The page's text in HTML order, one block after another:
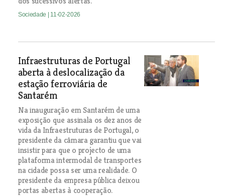
Sociedade | 11-02-2026
Infraestruturas de Portugal
aberta à deslocalização da
estação ferroviária de
Santarém
Na inauguração em Santarém de uma
exposição que assinala os dez anos de
vida da Infraestruturas de Portugal, o
presidente da câmara garantiu que vai
insistir para que o projecto de uma
plataforma intermodal de transportes
na cidade possa ser uma realidade. O
presidente da empresa pública deixou
portas abertas à cooperação.